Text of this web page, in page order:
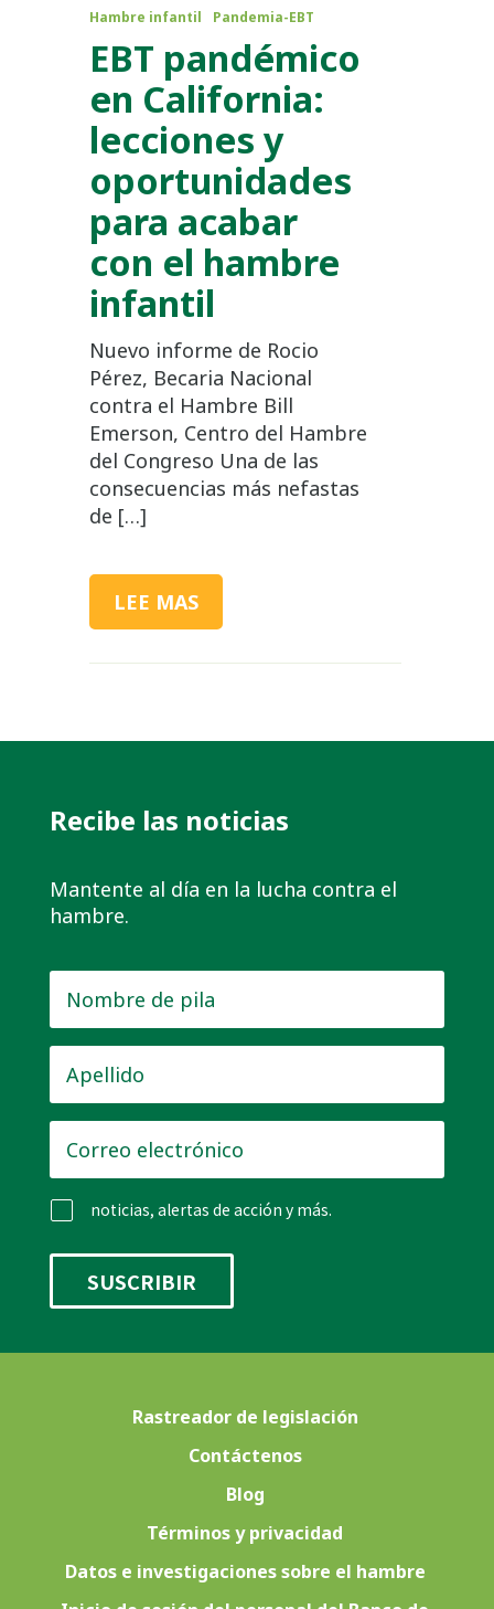
Hambre infantil
Pandemia-EBT
EBT pandémico
en California:
lecciones y
oportunidades
para acabar
con el hambre
infantil
Nuevo informe de Rocio
Pérez, Becaria Nacional
contra el Hambre Bill
Emerson, Centro del Hambre
del Congreso Una de las
consecuencias más nefastas
de […]
LEE MAS
Recibe las noticias
Mantente al día en la lucha contra el
hambre.
de
pila *
electrónico *
noticias, alertas de acción y más.
Rastreador de legislación
Contáctenos
Blog
Términos y privacidad
Datos e investigaciones sobre el hambre